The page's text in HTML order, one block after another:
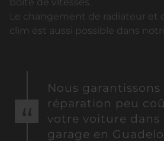
Le changement de radiateur et
clim est aussi possible dans
Nous garantissons
réparation peu
votre voiture dans
garage en